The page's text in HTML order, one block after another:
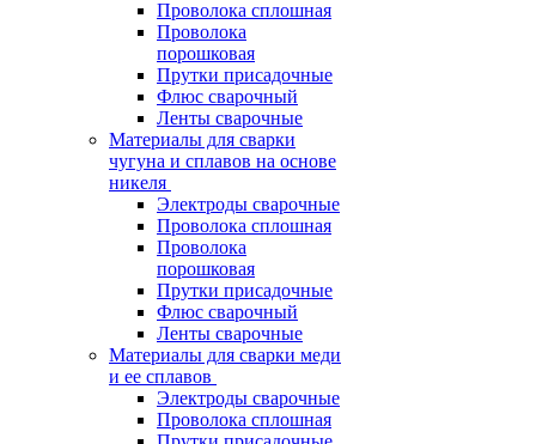
Проволока сплошная
Проволока
порошковая
Прутки присадочные
Флюс сварочный
Ленты сварочные
Материалы для сварки
чугуна и сплавов на основе
никеля
Электроды сварочные
Проволока сплошная
Проволока
порошковая
Прутки присадочные
Флюс сварочный
Ленты сварочные
Материалы для сварки меди
и ее сплавов
Электроды сварочные
Проволока сплошная